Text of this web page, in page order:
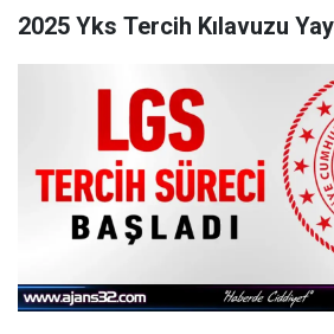
2025 Yks Tercih Kılavuzu